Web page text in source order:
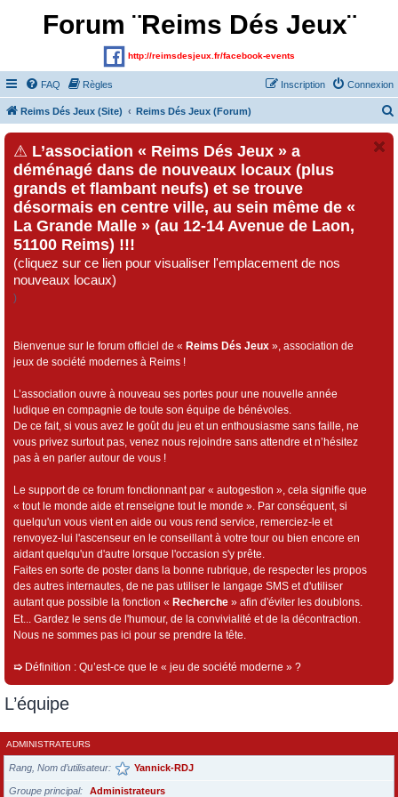
Forum ¨Reims Dés Jeux¨
http://reimsdesjeux.fr/facebook-events
FAQ Règles Connexion
Inscription
Reims Dés Jeux (Site) Reims Dés Jeux (Forum)
⚠ L’association « Reims Dés Jeux » a
déménagé dans de nouveaux locaux (plus
grands et flambant neufs) et se trouve
désormais en centre ville, au sein même de «
La Grande Malle » (au 12-14 Avenue de Laon,
51100 Reims) !!!
(cliquez sur ce lien pour visualiser l'emplacement de nos
nouveaux locaux)
)
Bienvenue sur le forum officiel de « Reims Dés Jeux », association de
jeux de société modernes à Reims !
L’association ouvre à nouveau ses portes pour une nouvelle année
ludique en compagnie de toute son équipe de bénévoles.
De ce fait, si vous avez le goût du jeu et un enthousiasme sans faille, ne
vous privez surtout pas, venez nous rejoindre sans attendre et n’hésitez
pas à en parler autour de vous !
Le support de ce forum fonctionnant par « autogestion », cela signifie que
« tout le monde aide et renseigne tout le monde ». Par conséquent, si
quelqu'un vous vient en aide ou vous rend service, remerciez-le et
renvoyez-lui l'ascenseur en le conseillant à votre tour ou bien encore en
aidant quelqu'un d'autre lorsque l'occasion s'y prête.
Faites en sorte de poster dans la bonne rubrique, de respecter les propos
des autres internautes, de ne pas utiliser le langage SMS et d'utiliser
autant que possible la fonction « Recherche » afin d'éviter les doublons.
Et... Gardez le sens de l'humour, de la convivialité et de la décontraction.
Nous ne sommes pas ici pour se prendre la tête.
➯ Définition : Qu’est-ce que le « jeu de société moderne » ?
L’équipe
ADMINISTRATEURS
Rang, Nom d’utilisateur Yannick-RDJ
Groupe principal Administrateurs